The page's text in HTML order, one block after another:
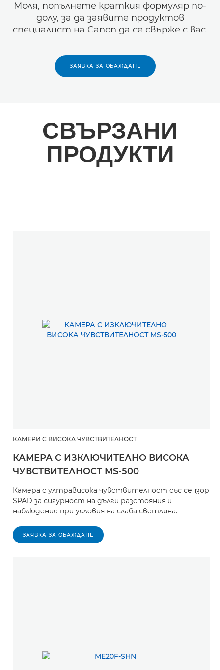
Моля, попълнете краткия формуляр по-
долу, за да заявите продуктов
специалист на Canon да се свърже с вас.
ЗАЯВКА ЗА ОБАЖДАНЕ
СВЪРЗАНИ
ПРОДУКТИ
КАМЕРИ С ВИСОКА ЧУВСТВИТЕЛНОСТ
КАМЕРА С ИЗКЛЮЧИТЕЛНО ВИСОКА
ЧУВСТВИТЕЛНОСТ MS-500
Камера с ултрависока чувствителност със сензор
SPAD за сигурност на дълги разстояния и
наблюдение при условия на слаба светлина.
ЗАЯВКА ЗА ОБАЖДАНЕ